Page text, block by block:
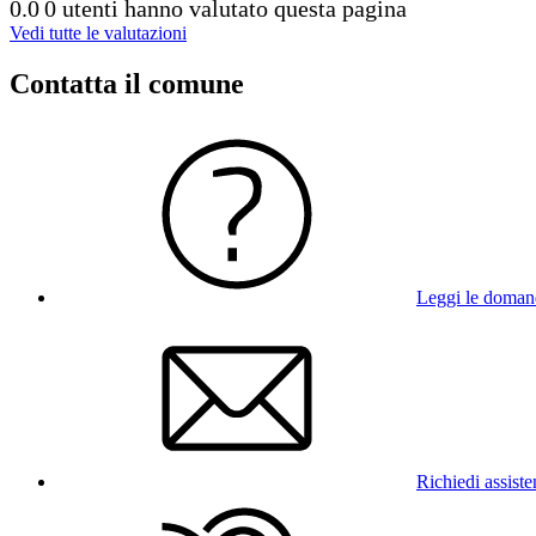
0.00 utenti hanno valutato questa pagina
Vedi tutte le valutazioni
Contatta il comune
Leggi le
Richiedi